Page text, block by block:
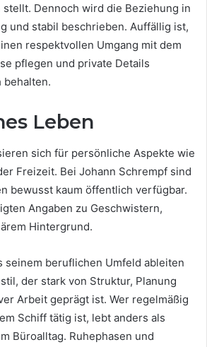
Dennoch wird die Beziehung in
und stabil beschrieben. Auffällig ist,
respektvollen Umgang mit dem
pflegen und private Details
behalten.
Leben
sich für persönliche Aspekte wie
Freizeit. Bei Johann Schrempf sind
bewusst kaum öffentlich verfügbar.
Angaben zu Geschwistern,
Hintergrund.
seinem beruflichen Umfeld ableiten
der stark von Struktur, Planung
Arbeit geprägt ist. Wer regelmäßig
Schiff tätig ist, lebt anders als
Büroalltag. Ruhephasen und